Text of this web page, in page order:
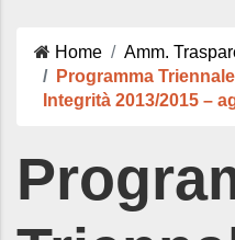
Home
Amm.
Programma
Integrità 2013/2015 –